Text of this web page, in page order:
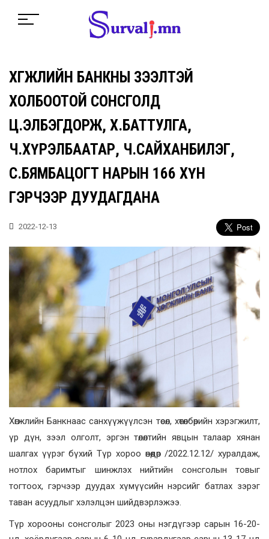
ХӨГЖЛИЙН БАНКНЫ ЗЭЭЛТЭЙ
ХОЛБООТОЙ СОНСГОЛД
Ц.ЭЛБЭГДОРЖ, Х.БАТТУЛГА,
Ч.ХҮРЭЛБААТАР, Ч.САЙХАНБИЛЭГ,
С.БЯМБАЦОГТ НАРЫН 166 ХҮН
ГЭРЧЭЭР ДУУДАГДАНА
2022-12-13
Хөгжлийн Банкнаас санхүүжүүлсэн төсөл, хөтөлбөрийн хэрэгжилт,
үр дүн, зээл олголт, эргэн төлөлтийн явцын талаар хянан
шалгах үүрэг бүхий Түр хороо өнөөдөр /2022.12.12/ хуралдаж,
нотлох баримтыг шинжлэх нийтийн сонсголын товыг
тогтоох, гэрчээр дуудах хүмүүсийн нэрсийг батлах зэрэг
таван асуудлыг хэлэлцэн шийдвэрлэжээ.
Түр хорооны сонсголыг 2023 оны нэгдүгээр сарын 16-20-